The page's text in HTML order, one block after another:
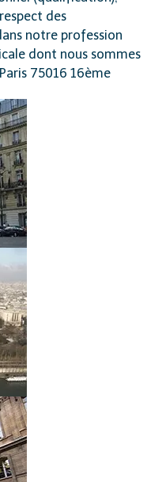
des
notre profession
dont nous sommes
75016 16ème